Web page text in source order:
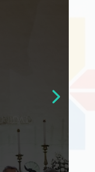
de
y
a su